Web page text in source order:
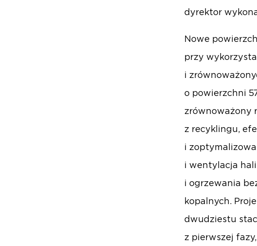
dyrektor
Nowe
przy
i
o powierzchni
zrównoważony
z recyklingu,
i
i wentylacja hali
i ogrzewania
kopalnych.
dwudziestu
z pierwszej